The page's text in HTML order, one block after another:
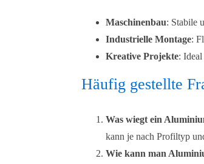
Maschinenbau: Stabile
Industrielle Montage:
Kreative Projekte:
Häufig gestellte
Was wiegt ein
kann je nach Profiltyp
Wie kann man